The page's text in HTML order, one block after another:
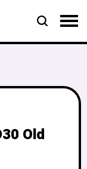
Old